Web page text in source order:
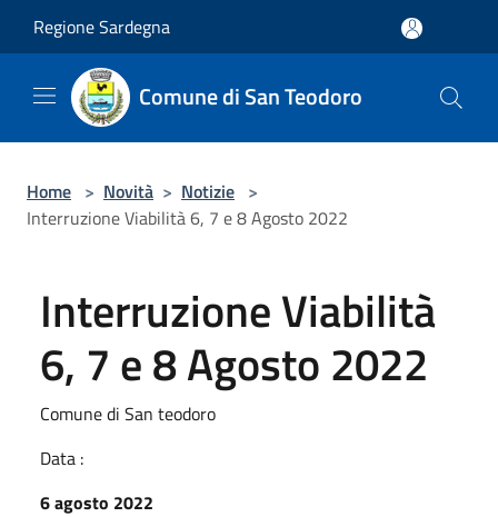
Regione Sardegna
Comune di San Teodoro
Home > Novità > Notizie >
Interruzione Viabilità 6, 7 e 8 Agosto 2022
Interruzione Viabilità
6, 7 e 8 Agosto 2022
Comune di San teodoro
Data :
6 agosto 2022